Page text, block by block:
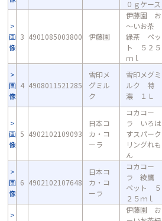
０ｇケース
画
像
3 4901085003800 伊藤園
伊藤園 お
～いお茶
緑茶 ペッ
ト ５２５
ｍｌ
画
像
4 4908011521285
雪印メ
グミル
ク
雪印メグミ
ルク 特
濃 １Ｌ
画
像
5 4902102109093
日本コ
カ・コ
ーラ
コカコー
ラ いろは
すスパーク
リングれも
ん
画
像
6 4902102107648
日本コ
カ・コ
ーラ
コカコー
ラ 綾鷹
ペット ５
２５ｍｌ
伊藤園 お